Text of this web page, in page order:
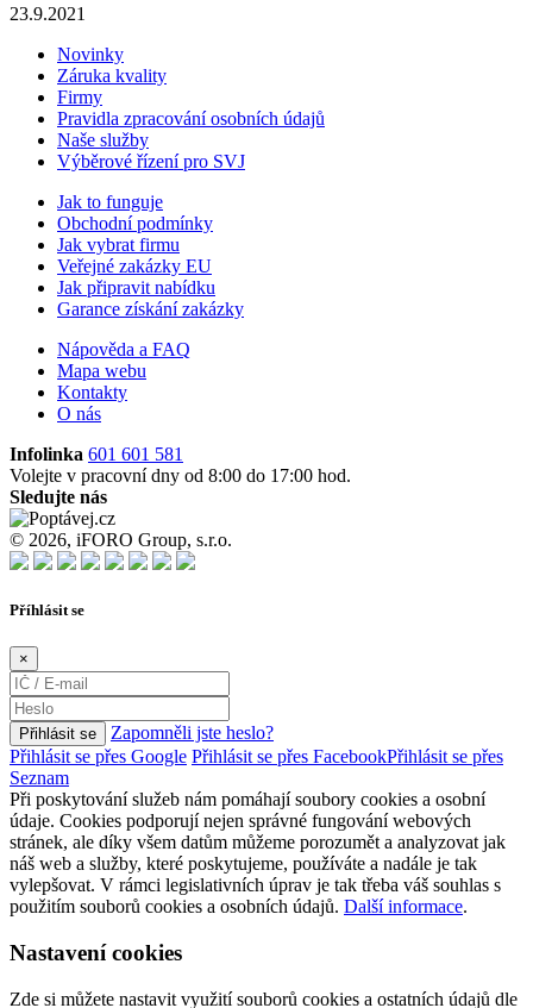
23.9.2021
Novinky
Záruka kvality
Firmy
Pravidla zpracování osobních údajů
Naše služby
Výběrové řízení pro SVJ
Jak to funguje
Obchodní podmínky
Jak vybrat firmu
Veřejné zakázky EU
Jak připravit nabídku
Garance získání zakázky
Nápověda a FAQ
Mapa webu
Kontakty
O nás
Infolinka 601 601 581
Volejte v pracovní dny od 8:00 do 17:00 hod.
Sledujte nás
© 2026, iFORO Group, s.r.o.
Příhlásit se
×
Přihlásit se
Zapomněli jste heslo?
Přihlásit se přes Google Přihlásit se přes FacebookPřihlásit se přes
Seznam
Při poskytování služeb nám pomáhají soubory cookies a osobní
údaje. Cookies podporují nejen správné fungování webových
stránek, ale díky všem datům můžeme porozumět a analyzovat jak
náš web a služby, které poskytujeme, používáte a nadále je tak
vylepšovat. V rámci legislativních úprav je tak třeba váš souhlas s
použitím souborů cookies a osobních údajů. Další informace.
Nastavení cookies
Zde si můžete nastavit využití souborů cookies a ostatních údajů dle